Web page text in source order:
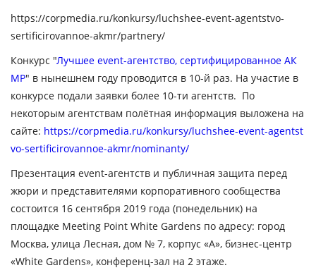
https://corpmedia.ru/konkursy/luchshee-event-agentstvo-
sertificirovannoe-akmr/partnery/
Конкурс "Лучшее event-агентство, сертифицированное АК
МР" в нынешнем году проводится в 10-й раз. На участие в
конкурсе подали заявки более 10-ти агентств. По
некоторым агентствам полётная информация выложена на
сайте: https://corpmedia.ru/konkursy/luchshee-event-agentst
vo-sertificirovannoe-akmr/nominanty/
Презентация event-агентств и публичная защита перед
жюри и представителями корпоративного сообщества
состоится 16 сентября 2019 года (понедельник) на
площадке Meeting Point White Gardens по адресу: город
Москва, улица Лесная, дом № 7, корпус «А», бизнес-центр
«White Gardens», конференц-зал на 2 этаже.